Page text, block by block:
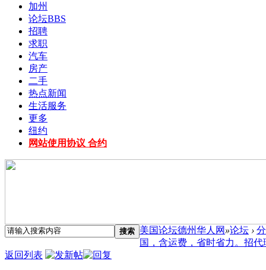
加州
论坛BBS
招聘
求职
汽车
房产
二手
热点新闻
生活服务
更多
纽约
网站使用协议 合约
搜索 美国论坛德州华人网 »论坛 ›
国，含运费，省时省力。招代
返回列表